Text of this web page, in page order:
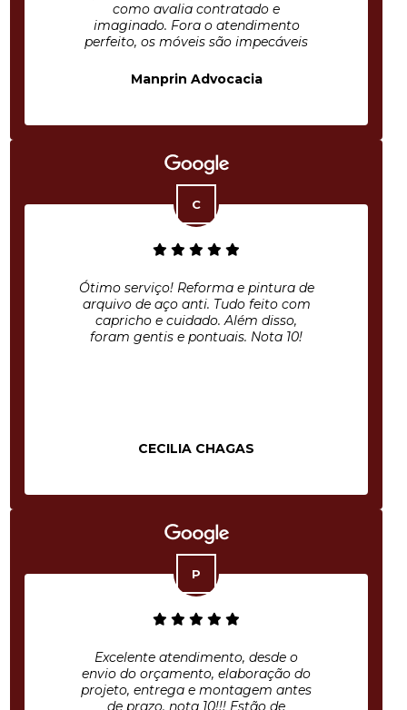
como avalia contratado e
imaginado. Fora o atendimento
perfeito, os móveis são impecáveis
Manprin Advocacia
Ótimo serviço! Reforma e pintura de
arquivo de aço anti. Tudo feito com
capricho e cuidado. Além disso,
foram gentis e pontuais. Nota 10!
CECILIA CHAGAS
Excelente atendimento, desde o
envio do orçamento, elaboração do
projeto, entrega e montagem antes
de prazo, nota 10!!! Estão de